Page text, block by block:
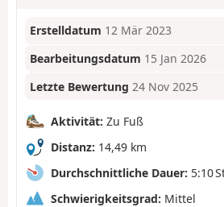
Erstelldatum 12 Mär 2023
Bearbeitungsdatum 15 Jan 2026
Letzte Bewertung 24 Nov 2025
Aktivität: Zu Fuß
Distanz: 14,49 km
Durchschnittliche Dauer: 5:10
Schwierigkeitsgrad: Mittel